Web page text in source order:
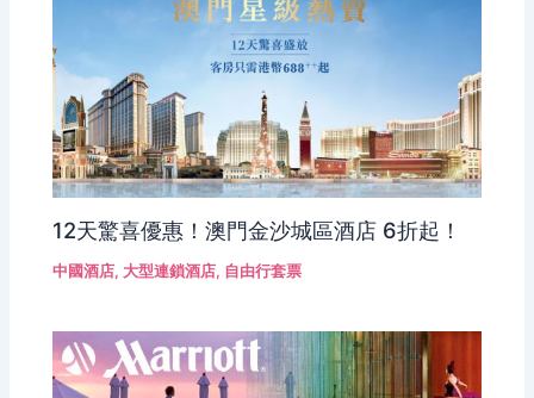
12天驚喜優惠！澳門金沙城區酒店 6折起！
中國酒店, 大型連鎖酒店, 自由行套票